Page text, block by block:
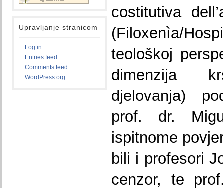
Upravljanje stranicom
Log in
Entries feed
Comments feed
WordPress.org
costitutiva
(Filoxenìa/
teološkoj
dimenzija
djelovanja)
prof. dr.
ispitnome
bili i profesori
cenzor, te